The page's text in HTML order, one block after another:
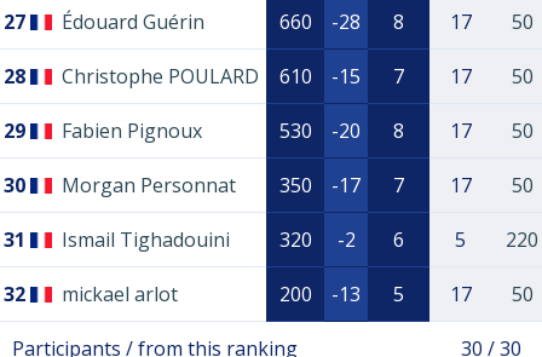
27 Édouard Guérin 660 -28 8 17 50
28 Christophe POULARD 610 -15 7 17 50
29 Fabien Pignoux 530 -20 8 17 50
30 Morgan Personnat 350 -17 7 17 50
31 Ismail Tighadouini 320 -2 6 5 220
32 mickael arlot 200 -13 5 17 50
Participants / from this ranking 30 / 30